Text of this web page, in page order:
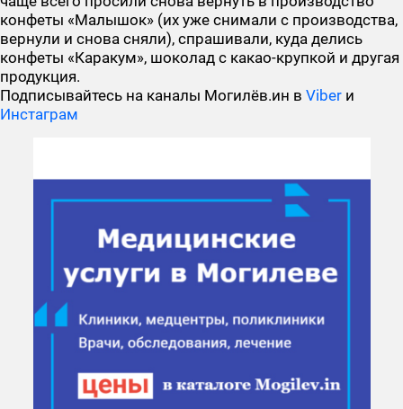
конфеты «Малышок» (их уже снимали с производства,
вернули и снова сняли), спрашивали, куда делись
конфеты «Каракум», шоколад с какао-крупкой и другая
продукция.
Подписывайтесь на каналы Могилёв.ин в Viber и
Инстаграм